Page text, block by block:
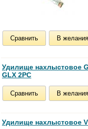
Сравнить В желания
Удилище нахлыстовое
GLX 2PC
Сравнить В желания
Удилище нахлыстовое